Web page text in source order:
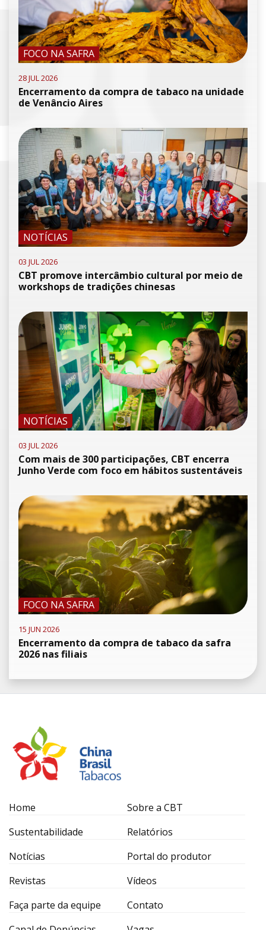
FOCO NA SAFRA
28 JUL 2026
Encerramento da compra de tabaco na unidade
de Venâncio Aires
NOTÍCIAS
03 JUL 2026
CBT promove intercâmbio cultural por meio de
workshops de tradições chinesas
NOTÍCIAS
03 JUL 2026
Com mais de 300 participações, CBT encerra
Junho Verde com foco em hábitos sustentáveis
FOCO NA SAFRA
15 JUN 2026
Encerramento da compra de tabaco da safra
2026 nas filiais
Home
Sobre a CBT
Sustentabilidade
Relatórios
Notícias
Portal do produtor
Revistas
Vídeos
Faça parte da equipe
Contato